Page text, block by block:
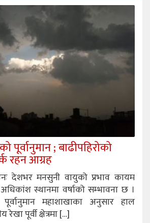
पूर्वानुमान ; बाढीपहिरोको
रहन आग्रह
देशभर मनसुनी वायुको प्रभाव कायम
स्थानमा वर्षाको सम्भावना छ ।
महाशाखाका अनुसार हाल
पूर्वी क्षेत्रमा […]